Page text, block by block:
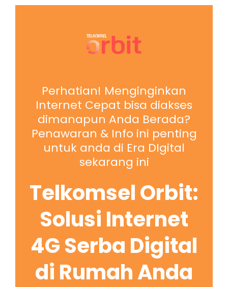
Perhatian! Menginginkan
Internet Cepat bisa diakses
dimanapun Anda Berada?
Penawaran & Info ini penting
untuk anda di Era DIgital
sekarang ini
Telkomsel Orbit:
Solusi Internet
4G Serba Digital
di Rumah Anda